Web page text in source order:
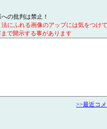
の批判は禁止！
にふれる画像のアップには気をつけ
で開示する事があります
>>最近コ